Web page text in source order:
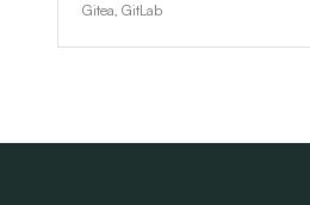
Gitea, GitLab